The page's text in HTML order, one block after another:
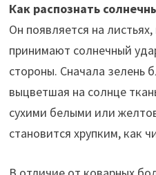
Как распознать
Он появляется на
принимают солнечный
стороны. Сначала зелень
выцветшая на солнце
сухими белыми или
становится хрупким, как